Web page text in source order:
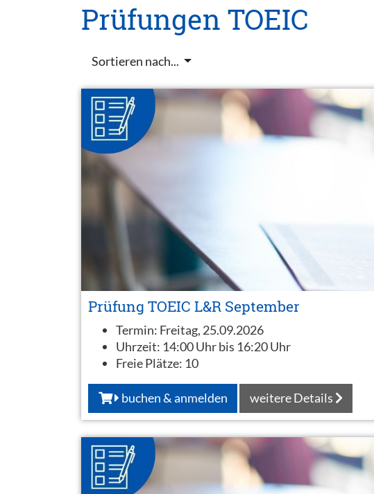
Prüfungen TOEIC
Sortieren nach...
Prüfung TOEIC L&R September
Termin: Freitag, 25.09.2026
Uhrzeit: 14:00 Uhr bis 16:20 Uhr
Freie Plätze: 10
buchen & anmelden weitere Details